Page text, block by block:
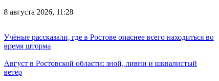
8 августа 2026, 11:28
Учёные рассказали, где в Ростове опаснее всего находиться во
время шторма
Август в Ростовской области: зной, ливни и шквалистый
ветер